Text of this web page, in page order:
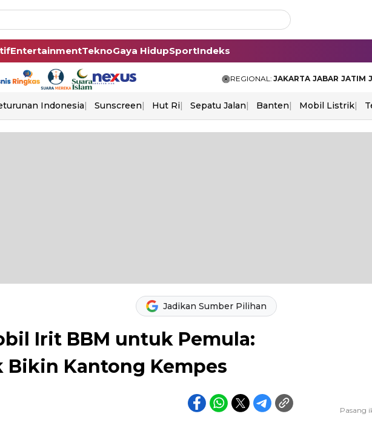
EntertainmentTeknoGaya HidupSportIndeks
REGIONAL: JAKARTA JABAR JATIM
Indonesia Sunscreen Hut Ri Sepatu Jalan Banten Mobil Listrik
Jadikan Sumber Pilihan
Irit BBM untuk Pemula:
Bikin Kantong Kempes